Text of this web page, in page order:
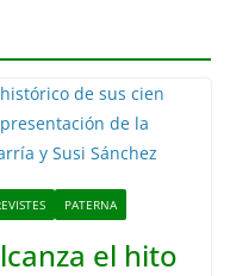
PATERNA
el hito